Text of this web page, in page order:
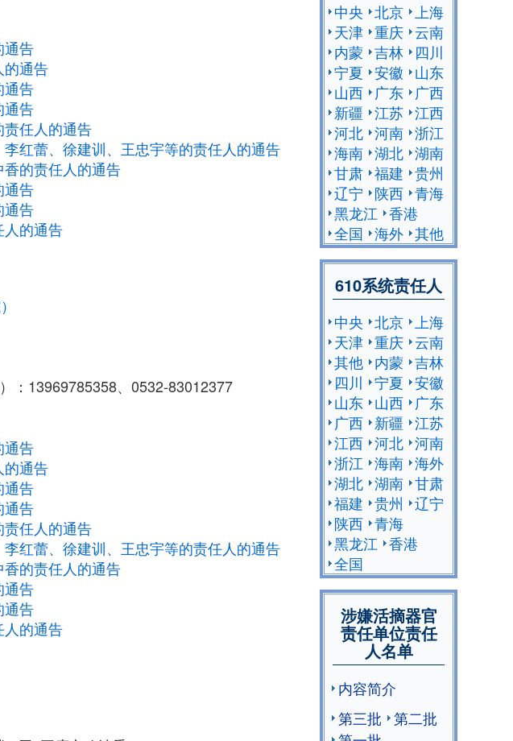
通告
的通告
通告
通告
任人的通告
红蕾、徐建训、王忠宇等的责任人的通告
的责任人的通告
通告
通告
人的通告
：13969785358、0532-83012377
通告
的通告
通告
通告
任人的通告
红蕾、徐建训、王忠宇等的责任人的通告
的责任人的通告
通告
通告
人的通告
中央 北京
上海
天津 重庆 云南
内蒙 吉林
四川
宁夏 安徽
山东
山西
广东
广西
新疆 江苏 江西
河北 河南 浙江
海南 湖北 湖南
甘肃 福建 贵州
辽宁
陕西 青海
黑龙江 香港
全国 海外 其他
610系统责任人
中央 北京
上海
天津 重庆 云南
其他 内蒙 吉林
四川
宁夏 安徽
山东 山西
广东
广西 新疆 江苏
江西 河北 河南
浙江 海南 海外
湖北 湖南 甘肃
福建 贵州
辽宁
陕西 青海
黑龙江 香港
全国
涉嫌活摘器官
责任单位责任
人名单
内容简介
第三批
第二批